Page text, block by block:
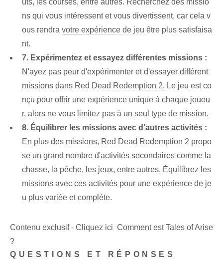
uts, les courses, entre autres. Recherchez des missio
ns qui vous intéressent et vous divertissent, car cela v
ous rendra votre expérience de jeu être plus satisfaisa
nt.
7. Expérimentez et essayez différentes missions :
N'ayez pas peur d'expérimenter et d'essayer différent
missions dans Red Dead Redemption 2. Le jeu est co
nçu pour offrir une expérience unique à chaque joueu
r, alors ne vous limitez pas à un seul type de mission.
8. Équilibrer les missions avec d’autres activités :
En plus des missions, Red Dead Redemption 2 propo
se un grand nombre d'activités secondaires comme la
chasse, la pêche, les jeux, entre autres. Équilibrez les
missions avec ces activités pour une expérience de je
u plus variée et complète.
Contenu exclusif - Cliquez ici Comment est Tales of Arise
?
QUESTIONS ET RÉPONSES